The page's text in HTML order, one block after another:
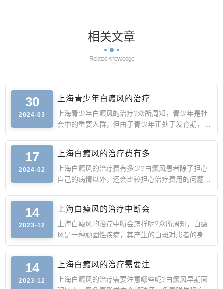
相关文章
Related Knowledge
30
2024-03
上海青少年白癜风的治疗
上海青少年白癜风的治疗?众所周知，青少年是社
会中的重要人群，但由于青少年正处于发育期，此
时身体抵抗力较弱
17
2024-02
上海白癜风的治疗费有多
上海白癜风的治疗费有多少?白癜风患者除了担心
自己的病情以外，还会比较担心治疗费用的问题。
由于白癜风的诱因
14
2023-12
上海白癜风的治疗中断会
上海白癜风的治疗中断会怎样呢?众所周知，白癜
风是一种顽固性疾病，其产生的白斑对患者的身心
造成严重的影响，
14
2023-12
上海白癜风的治疗需要注
上海白癜风的治疗需要注意哪些呢?白癜风早期面